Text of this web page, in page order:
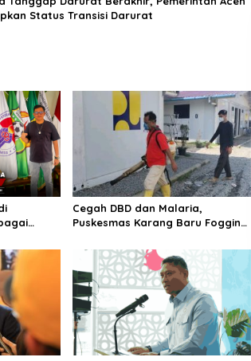
Status Transisi Darurat
Cegah DBD dan Malaria,
Puskesmas Karang Baru Fogging